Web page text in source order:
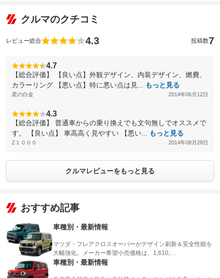
クルマのクチコミ
レビュー総合 4.3 投稿数7
4.7
【総合評価】 【良い点】外観デザイン、内装デザイン、燃費、
カラーリング 【悪い点】特に悪い点は見...
もっと見る
星の白金 2014年06月12日
4.3
【総合評価】 普通車からの乗り換えでも文句無しでオススメで
す。 【良い点】 車高高く見やすい 【悪い...
もっと見る
Z１０００ 2014年08月28日
クルマレビューをもっと見る
おすすめ記事
車種別・最新情報
マツダ・フレアクロスオーバーがデザイン刷新＆安全性能を
大幅強化。メーカー希望小売価格は、1,610,…
車種別・最新情報